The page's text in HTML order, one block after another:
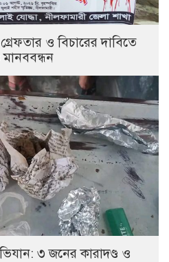
ও বিচারের দাবিতে
৩ জনের কারাদণ্ড ও